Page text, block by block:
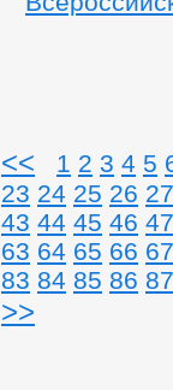
<< 1 2 3 4 5
23 24 25 26 27
43 44 45 46 47
63 64 65 66 67
83 84 85 86 87
>>